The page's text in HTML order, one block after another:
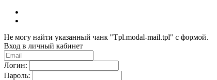
Не могу найти указанный чанк "Tpl.modal-mail.tpl" с формой.
Вход в личный кабинет
Логин:
Пароль: